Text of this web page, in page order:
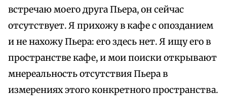
встречаю моего друга Пьера, он сейчас
отсутствует. Я прихожу в кафе с опозданием
и не нахожу Пьера: его здесь нет. Я ищу его в
пространстве кафе, и мои поиски открывают
мнереальность отсутствия Пьера в
измерениях этого конкретного пространства.